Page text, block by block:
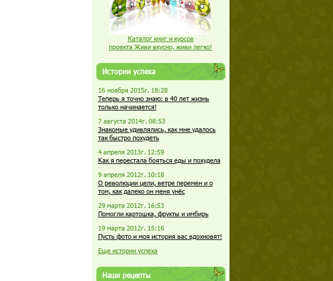
Каталог книг и курсов
проекта Живи вкусно, живи легко!
Истории успеха
16 ноября 2015г. 18:28
Теперь я точно знаю: в 40 лет жизнь
только начинается!
7 августа 2014г. 08:53
Знакомые удивлялись, как мне удалось
так быстро похудеть
4 апреля 2013г. 12:59
Как я перестала бояться еды и похудела
9 апреля 2012г. 10:18
О революции цели, ветре перемен и о
том, как далеко он меня унёс
29 марта 2012г. 16:53
Помогли картошка, фрукты и имбирь
19 марта 2012г. 15:16
Пусть фото и моя история вас вдохновят!
Еще истории успеха
Наши рецепты